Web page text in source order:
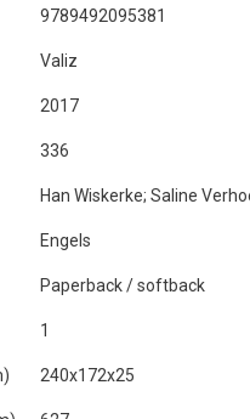
9789492095381
Valiz
2017
336
Han Wiskerke; Saline
Engels
Paperback / softback
1
240x172x25